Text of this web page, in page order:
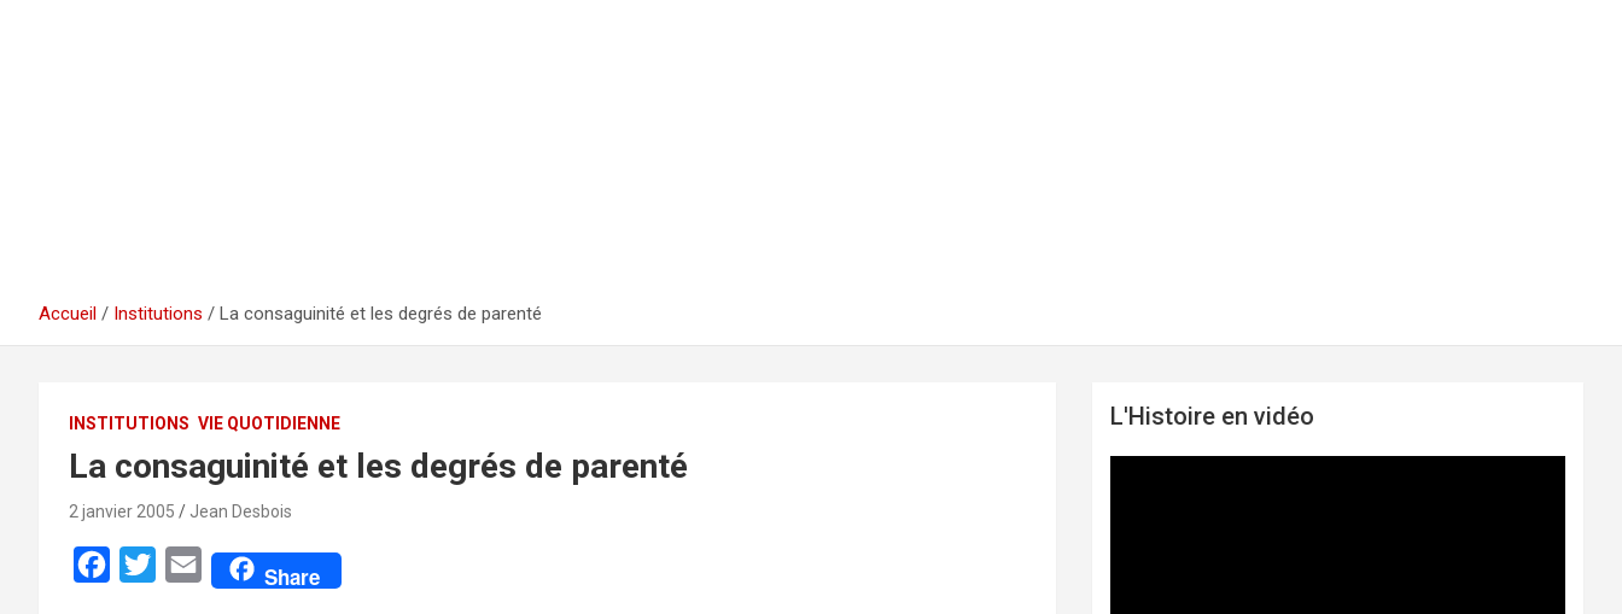
Accueil Institutions La consaguinité et les degrés de parenté
INSTITUTIONS VIE QUOTIDIENNE
La consaguinité et les degrés de parenté
2 janvier 2005 Jean Desbois
E
Share
L'Histoire en vidéo